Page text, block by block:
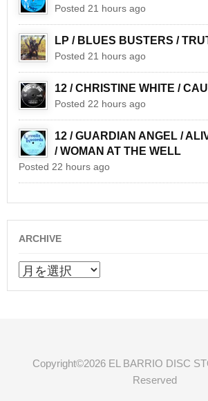
Posted 21 hours ago
LP / BLUES BUSTERS /
Posted 21 hours ago
12 / CHRISTINE WHITE /
Posted 22 hours ago
12 / GUARDIAN ANGEL /
/ WOMAN AT THE WELL
Posted 22 hours ago
ARCHIVE
ARCHIVE
Copyright©2026 EL BARRIO DISC
Reserved